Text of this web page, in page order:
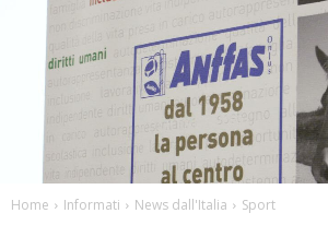
Home Informati News dall'Italia Sport